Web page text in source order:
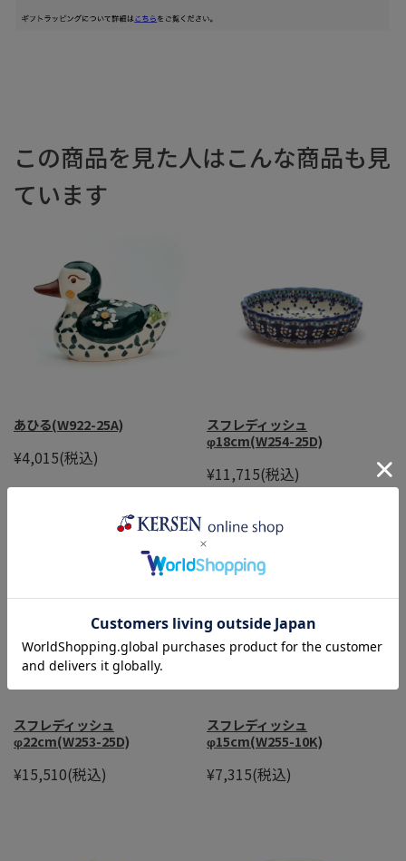
この商品を見た人はこんな商品も見
ています
あひる(W922-25A)
¥4,015(税込)
スフレディッシュ
φ18cm(W254-25D)
¥11,715(税込)
スフレディッシュ
φ22cm(W253-25D)
¥15,510(税込)
スフレディッシュ
φ15cm(W255-10K)
¥7,315(税込)